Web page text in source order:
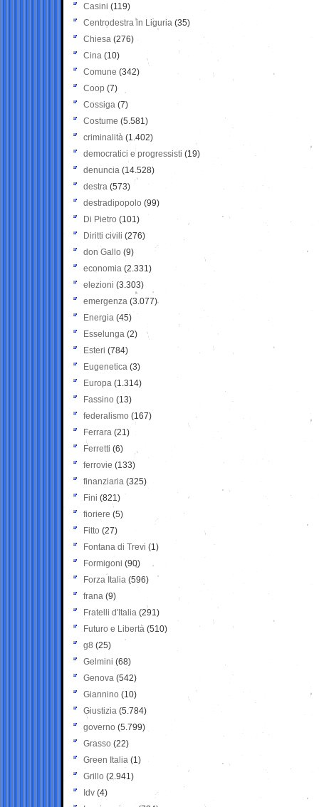
Casini (119)
Centrodestra in Liguria (35)
Chiesa (276)
Cina (10)
Comune (342)
Coop (7)
Cossiga (7)
Costume (5.581)
criminalità (1.402)
democratici e progressisti (19)
denuncia (14.528)
destra (573)
destradipopolo (99)
Di Pietro (101)
Diritti civili (276)
don Gallo (9)
economia (2.331)
elezioni (3.303)
emergenza (3.077)
Energia (45)
Esselunga (2)
Esteri (784)
Eugenetica (3)
Europa (1.314)
Fassino (13)
federalismo (167)
Ferrara (21)
Ferretti (6)
ferrovie (133)
finanziaria (325)
Fini (821)
fioriere (5)
Fitto (27)
Fontana di Trevi (1)
Formigoni (90)
Forza Italia (596)
frana (9)
Fratelli d'Italia (291)
Futuro e Libertà (510)
g8 (25)
Gelmini (68)
Genova (542)
Giannino (10)
Giustizia (5.784)
governo (5.799)
Grasso (22)
Green Italia (1)
Grillo (2.941)
Idv (4)